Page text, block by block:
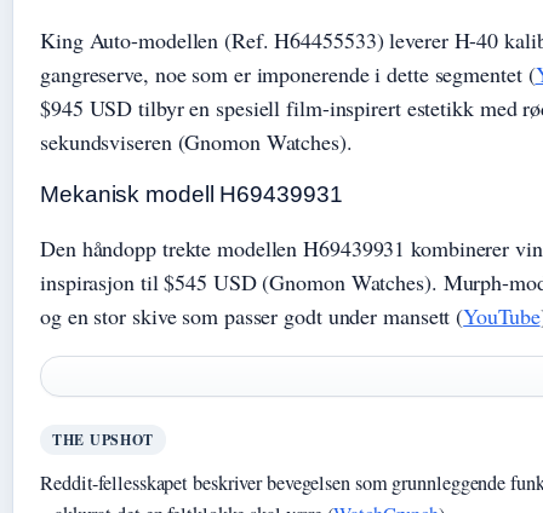
King Auto-modellen (Ref. H64455533) leverer H-40
gangreserve, noe som er imponerende i dette segmentet (
$945 USD tilbyr en spesiell film-inspirert estetikk med
sekundsviseren (Gnomon Watches).
Mekanisk modell H69439931
Den håndopp trekte modellen H69439931 kombinerer
inspirasjon til $545 USD (Gnomon Watches). Murph-
og en stor skive som passer godt under mansett (YouTube
THE UPSHOT
Reddit-fellesskapet beskriver bevegelsen som grunnleggende